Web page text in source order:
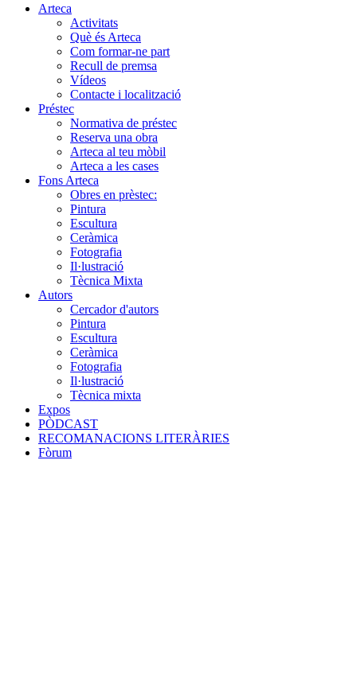
Arteca
Activitats
Què és Arteca
Com formar-ne part
Recull de premsa
Vídeos
Contacte i localització
Préstec
Normativa de préstec
Reserva una obra
Arteca al teu mòbil
Arteca a les cases
Fons Arteca
Obres en prèstec:
Pintura
Escultura
Ceràmica
Fotografia
Il·lustració
Tècnica Mixta
Autors
Cercador d'autors
Pintura
Escultura
Ceràmica
Fotografia
Il·lustració
Tècnica mixta
Expos
PÒDCAST
RECOMANACIONS LITERÀRIES
Fòrum